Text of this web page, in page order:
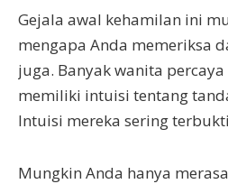
Gejala awal kehamilan ini
mengapa Anda memeriksa
juga. Banyak wanita
memiliki intuisi tentang
Intuisi mereka sering
Mungkin Anda hanya